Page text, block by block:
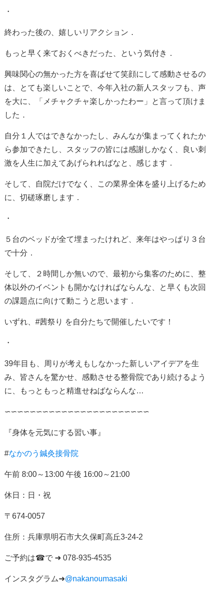
・
終わった後の、嬉しいリアクション．
もっと早く来ておくべきだった、という気付き．
興味関心の無かった方を喜ばせて笑顔にして感動させるの
は、とても楽しいことで、今年入社の新人スタッフも、声
を大に、「メチャクチャ楽しかったわー」と言って頂けま
した．
自分１人ではできなかったし、みんなが集まってくれたか
ら参加できたし、スタッフの皆には感謝しかなく、良い刺
激を人生に加えてあげられればなと、感じます．
そして、自院だけでなく、この業界全体を盛り上げるため
に、切磋琢磨します．
・
５台のベッドが全て埋まったけれど、来年はやっぱり３台
で十分．
そして、２時間しか無いので、最初から集客のために、整
体以外のイベントも開かなければならんな、と早くも次回
の課題点に向けて動こうと思います．
いずれ、 #茜祭り を自分たちで開催したいです！
・
39年目も、周りが考えもしなかった新しいアイデアを生
み、皆さんを驚かせ、感動させる整骨院であり続けるよう
に、もっともっと精進せねばならんな…
∽∽∽∽∽∽∽∽∽∽∽∽∽∽∽∽∽∽∽∽∽∽∽
『身体を元気にする習い事』
#なかのう鍼灸接骨院
午前8:00～ 13:00 午後 16:00～ 21:00
休日：日・祝
〒 674-0057
住所： 兵庫県明石市大久保町高丘3-24-2
ご予約は☎で➜ 078-935-4535
インスタグラム➜@nakanoumasaki